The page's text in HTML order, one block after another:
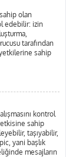
olan
edebilir: izin
tarafından
sahip
kontrol
sahip
taşıyabilir,
yani başlık
mesajların